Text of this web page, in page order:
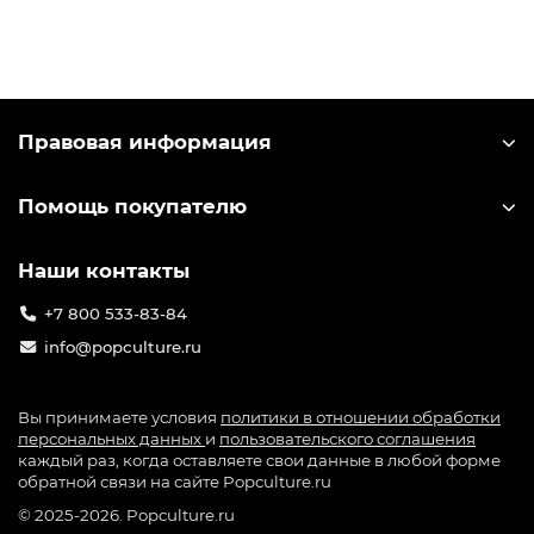
Правовая информация
Помощь покупателю
Наши контакты
+7 800 533-83-84
info@popculture.ru
Вы принимаете условия политики в отношении обработки
персональных данных и пользовательского соглашения
каждый раз, когда оставляете свои данные в любой форме
обратной связи на сайте Popculture.ru
© 2025-2026. Popculture.ru